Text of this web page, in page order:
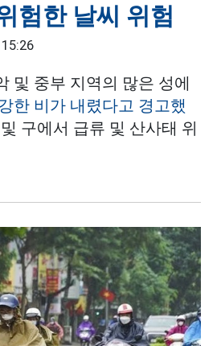
험한 날씨 위험
및 중부 지역의 많은 성에
한 비가 내렸다고 경고했
구에서 급류 및 산사태 위